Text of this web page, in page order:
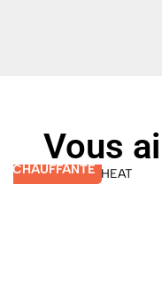
Vous
CHAUFFANTE